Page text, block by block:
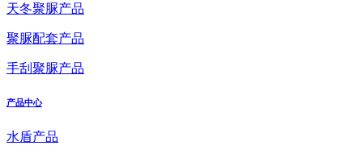
天冬聚脲产品
聚脲配套产品
手刮聚脲产品
产品中心
水盾产品